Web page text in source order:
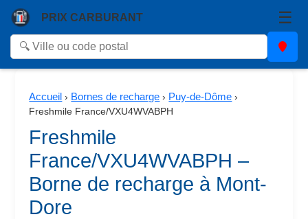
PRIX CARBURANT ☰
Accueil › Bornes de recharge › Puy-de-Dôme ›
Freshmile France/VXU4WVABPH
Freshmile
France/VXU4WVABPH –
Borne de recharge à Mont-
Dore